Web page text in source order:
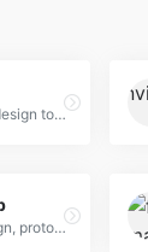
The digital design toolkit
Simple design, prototyping and collaboration